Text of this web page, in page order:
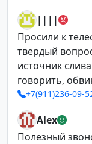
||||
Просили к
твердый
источник
говорить,
+7(911)236-09-
Alex
Полезный